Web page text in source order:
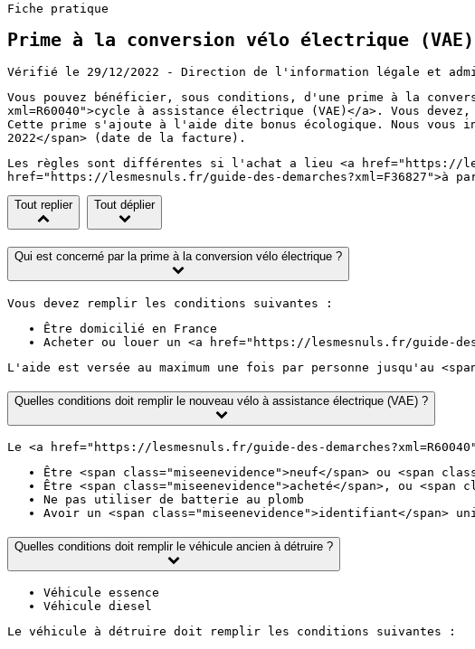
Fiche pratique
Prime à la conversion vélo électrique
Vérifié le 29/12/2022 - Direction de l'information légale et
Vous pouvez bénéficier, sous conditions, d'une prime à la
xml=R60040">cycle à assistance électrique (VAE)</a>. Vous
Cette prime s'ajoute à l'aide dite bonus écologique. Nous vous
2022</span> (date de la facture).
Les règles sont différentes si l'achat a lieu <a href="https://
href="https://lesmesnuls.fr/guide-des-demarches?xml=F36827">à
Tout replier Tout déplier
Qui est concerné par la prime à la conversion vélo électrique ?
Vous devez remplir les conditions suivantes :
Être domicilié en France
Acheter ou louer un <a href="https://lesmesnuls.fr/guide-
L'aide est versée au maximum une fois par personne jusqu'au
Quelles conditions doit remplir le nouveau vélo à assistance électrique (VAE) ?
Le <a href="https://lesmesnuls.fr/guide-des-
Être <span class="miseenevidence">neuf</span> ou <span
Être <span class="miseenevidence">acheté</span>, ou
Ne pas utiliser de batterie au plomb
Avoir un <span class="miseenevidence">identifiant</span>
Quelles conditions doit remplir le véhicule ancien à détruire ?
Véhicule essence
Véhicule diesel
Le véhicule à détruire doit remplir les conditions suivantes :